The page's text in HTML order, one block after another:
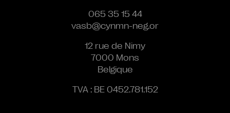
065 35 15 44
vasb@cynmn-neg.or
12 rue de Nimy
7000 Mons
Belgique
TVA : BE 0452.781.152